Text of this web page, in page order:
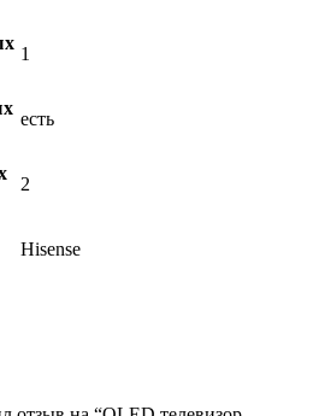
1
есть
2
Hisense